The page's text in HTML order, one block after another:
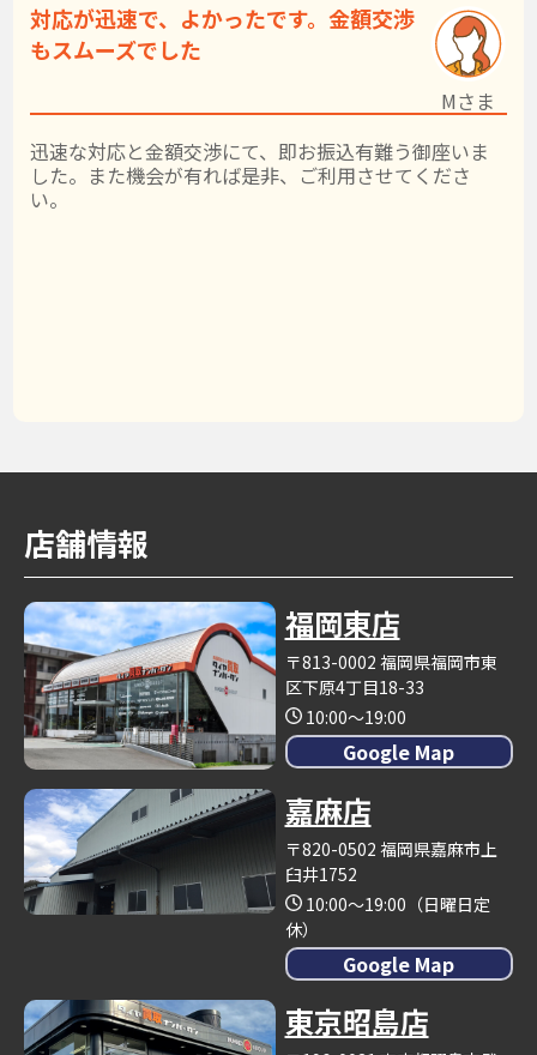
対応が迅速で、よかったです。金額交渉
もスムーズでした
迅速な対応と金額交渉にて、即お振込有難う御座いま
した。また機会が有れば是非、ご利用させてくださ
い。
Mさま
店舗情報
福岡東店
〒813-0002 福岡県福岡市東
区下原4丁目18-33
10:00～19:00
Google Map
嘉麻店
〒820-0502 福岡県嘉麻市上
臼井1752
10:00～19:00（日曜日定
休）
Google Map
東京昭島店